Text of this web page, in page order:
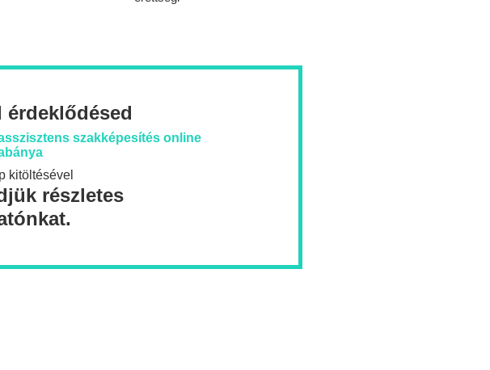
érdeklődésed
szakképesítés online
kitöltésével
részletes